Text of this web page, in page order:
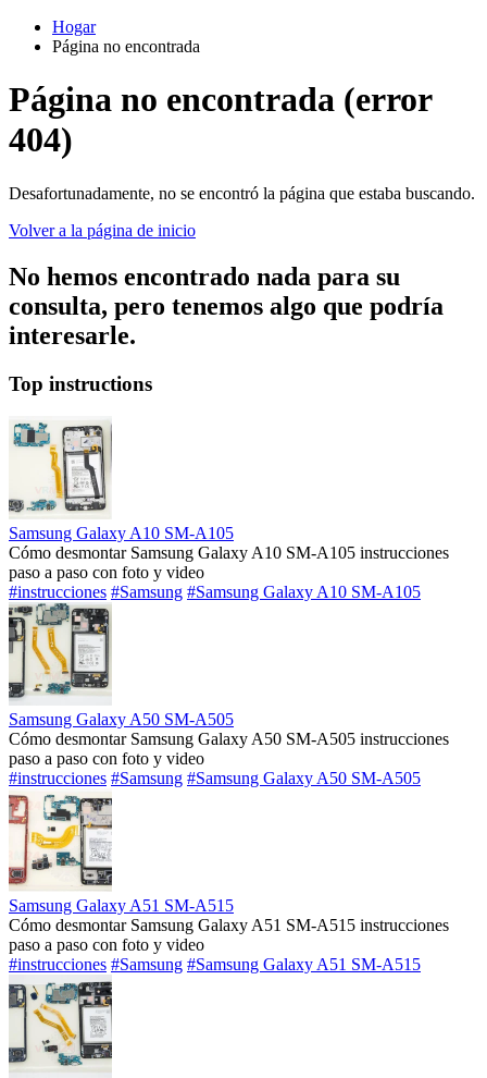
Hogar
Página no encontrada
Página no encontrada (error
404)
Desafortunadamente, no se encontró la página que estaba buscando.
Volver a la página de inicio
No hemos encontrado nada para su
consulta, pero tenemos algo que podría
interesarle.
Top instructions
Samsung Galaxy A10 SM-A105
Cómo desmontar Samsung Galaxy A10 SM-A105 instrucciones
paso a paso con foto y video
#instrucciones #Samsung #Samsung Galaxy A10 SM-A105
Samsung Galaxy A50 SM-A505
Cómo desmontar Samsung Galaxy A50 SM-A505 instrucciones
paso a paso con foto y video
#instrucciones #Samsung #Samsung Galaxy A50 SM-A505
Samsung Galaxy A51 SM-A515
Cómo desmontar Samsung Galaxy A51 SM-A515 instrucciones
paso a paso con foto y video
#instrucciones #Samsung #Samsung Galaxy A51 SM-A515